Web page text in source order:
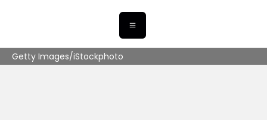
Getty Images/iStockphoto